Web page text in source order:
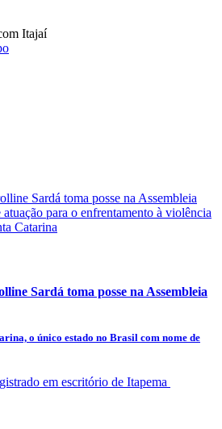
Itajaí
Sardá toma posse na Assembleia
o único estado no Brasil com nome de